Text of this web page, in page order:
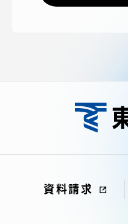
資料請求